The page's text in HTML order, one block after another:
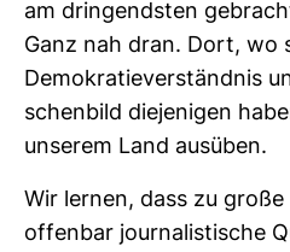
am drin­gendsten
Ganz nah dran. Dort, wo
Demo­kra­tie­ver­ständnis
schen­bild die­je­nigen
unserem Land aus­üben.
Wir lernen, dass zu
offenbar jour­na­lis­ti­sche